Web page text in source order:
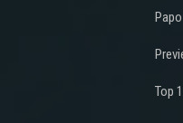
Top